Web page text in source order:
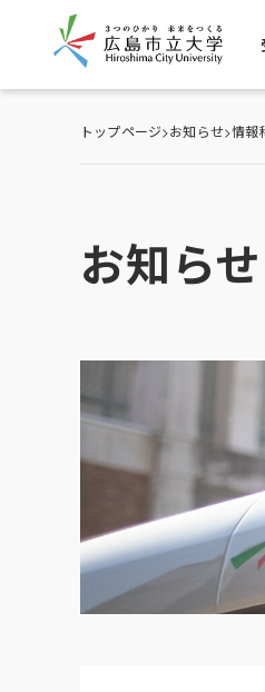
トップページ>お知らせ>情報
お知らせ